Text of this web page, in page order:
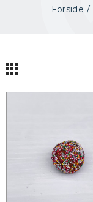
Forside